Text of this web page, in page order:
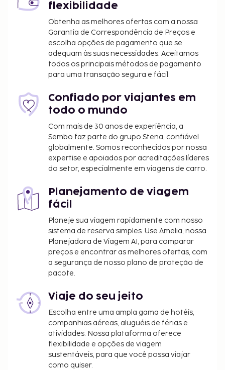
flexibilidade
Obtenha as melhores ofertas com a nossa
Garantia de Correspondência de Preços e
escolha opções de pagamento que se
adequam às suas necessidades. Aceitamos
todos os principais métodos de pagamento
para uma transação segura e fácil.
Confiado por viajantes em
todo o mundo
Com mais de 30 anos de experiência, a
Sembo faz parte do grupo Stena, confiável
globalmente. Somos reconhecidos por nossa
expertise e apoiados por acreditações líderes
do setor, especialmente em viagens de carro.
Planejamento de viagem
fácil
Planeje sua viagem rapidamente com nosso
sistema de reserva simples. Use Amelia, nossa
Planejadora de Viagem AI, para comparar
preços e encontrar as melhores ofertas, com
a segurança de nosso plano de proteção de
pacote.
Viaje do seu jeito
Escolha entre uma ampla gama de hotéis,
companhias aéreas, aluguéis de férias e
atividades. Nossa plataforma oferece
flexibilidade e opções de viagem
sustentáveis, para que você possa viajar
como quiser.